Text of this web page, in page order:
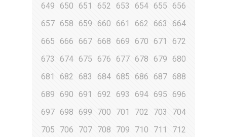
649
650 651 652 653 654 655 656
657 658 659 660 661 662 663
664
665
666 667 668 669 670 671
672
673
674 675 676 677 678 679
680
681
682 683 684 685 686 687 688
689
690 691 692 693 694 695
696
697 698 699 700 701 702 703
704
705
706 707 708 709 710 711
712